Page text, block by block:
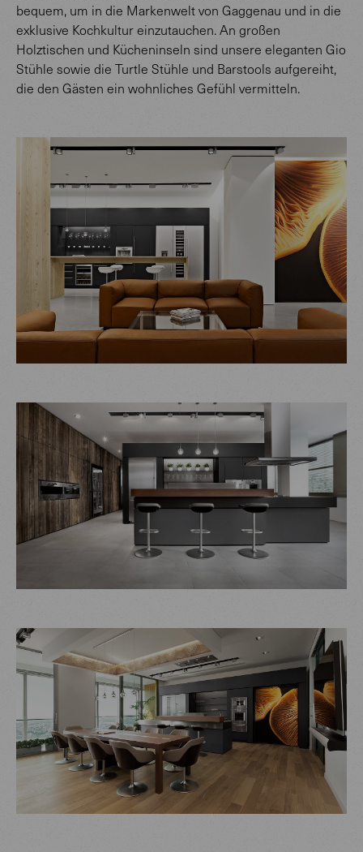
bequem, um in die Markenwelt von Gaggenau und in die
exklusive Kochkultur einzutauchen. An großen
Holztischen und Kücheninseln sind unsere eleganten Gio
Stühle sowie die Turtle Stühle und Barstools aufgereiht,
die den Gästen ein wohnliches Gefühl vermitteln.